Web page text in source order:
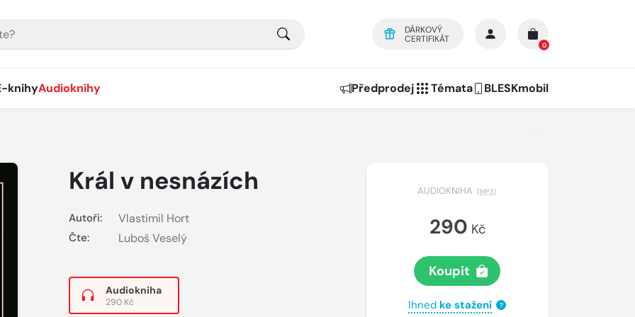
DÁRKOVÝ
CERTIFIKÁT
0
knihyAudioknihy Předprodej Témata BLESKmobil
Král v nesnázích
Autoři: Vlastimil Hort
Čte: Luboš Veselý
Audiokniha
290 Kč
AUDIOKNIHA (MP3)
290 Kč
Koupit
Ihned ke stažení ?